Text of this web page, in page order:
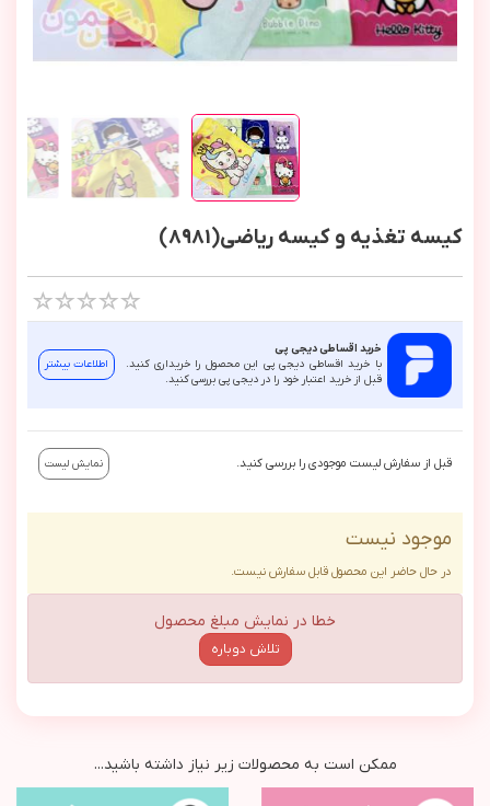
کیسه تغذیه و کیسه ریاضی(8981)
خرید اقساطی دیجی پی
با خرید اقساطی دیجی پی این محصول را خریداری کنید.
قبل از خرید اعتبار خود را در دیجی پی بررسی کنید.
اطلاعات بیشتر
قبل از سفارش لیست موجودی را بررسی کنید. نمایش لیست
موجود نیست
در حال حاضر این محصول قابل سفارش نیست.
خطا در نمایش مبلغ محصول
تلاش دوباره
ممکن است به محصولات زیر نیاز داشته باشید...